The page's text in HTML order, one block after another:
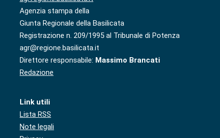
Agenzia stampa della
Giunta Regionale della Basilicata
Registrazione n. 209/1995 al Tribunale di Potenza
agr@regione.basilicata.it
Direttore responsabile: Massimo Brancati
Redazione
Link utili
Lista RSS
Note legali